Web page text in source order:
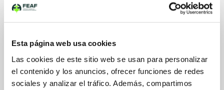
Esta página web usa cookies
Las cookies de este sitio web se usan para personalizar
el contenido y los anuncios, ofrecer funciones de redes
sociales y analizar el tráfico. Además, compartimos
Gris
Nodular